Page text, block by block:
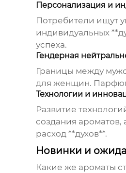
Персонализация и
Потребители ищут
индивидуальных
успеха.
Гендерная
Границы между
для женщин.
Технологии и
Развитие
создания
расход **духов**.
Новинки и
Какие же ароматы